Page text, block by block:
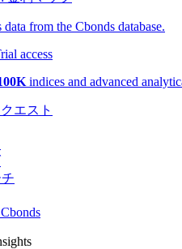
data from the Cbonds database.
access
indices and advanced
エスト